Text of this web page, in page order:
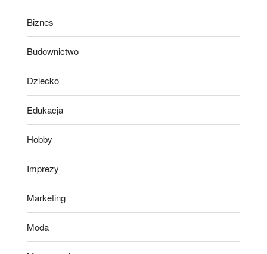
Biznes
Budownictwo
Dziecko
Edukacja
Hobby
Imprezy
Marketing
Moda